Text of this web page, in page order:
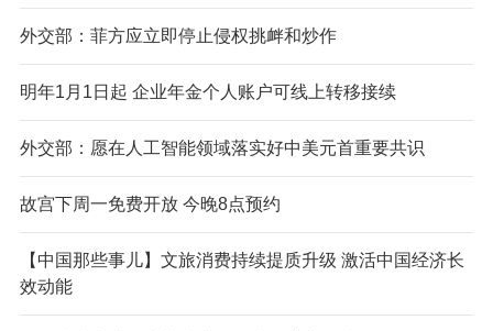
外交部：菲方应立即停止侵权挑衅和炒作
明年1月1日起 企业年金个人账户可线上转移接续
外交部：愿在人工智能领域落实好中美元首重要共识
故宫下周一免费开放 今晚8点预约
【中国那些事儿】文旅消费持续提质升级 激活中国经济长
效动能